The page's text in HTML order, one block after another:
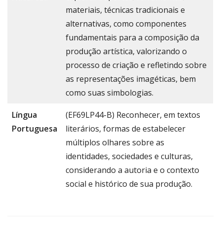
materiais, técnicas tradicionais e
alternativas, como componentes
fundamentais para a composição da
produção artística, valorizando o
processo de criação e refletindo sobre
as representações imagéticas, bem
como suas simbologias.
Língua
Portuguesa
(EF69LP44-B) Reconhecer, em textos
literários, formas de estabelecer
múltiplos olhares sobre as
identidades, sociedades e culturas,
considerando a autoria e o contexto
social e histórico de sua produção.